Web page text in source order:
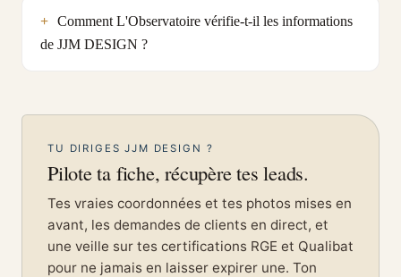
Comment L'Observatoire vérifie-t-il les informations
de JJM DESIGN ?
TU DIRIGES JJM DESIGN ?
Pilote ta fiche, récupère tes leads.
Tes vraies coordonnées et tes photos mises en
avant, les demandes de clients en direct, et
une veille sur tes certifications RGE et Qualibat
pour ne jamais en laisser expirer une. Ton